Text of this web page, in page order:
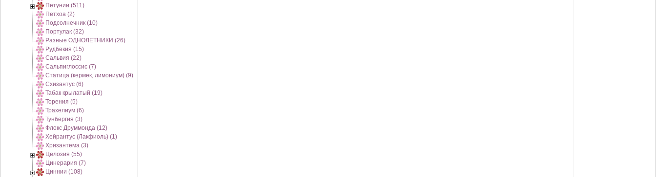
Петунии (511)
Петхоа (2)
Подсолнечник (10)
Портулак (32)
Разные ОДНОЛЕТНИКИ (26)
Рудбекия (15)
Сальвия (22)
Сальпиглоссис (7)
Статица (кермек, лимониум) (9)
Схизантус (6)
Табак крылатый (19)
Торения (5)
Трахелиум (6)
Тунбергия (3)
Флокс Друммонда (12)
Хейрантус (Лакфиоль) (1)
Хризантема (3)
Целозия (55)
Цинерария (7)
Циннии (108)